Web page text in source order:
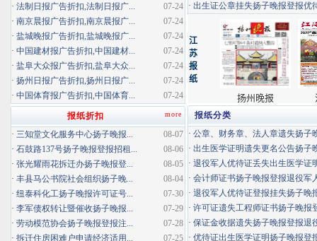
· 出生证公章挂失扬子晚报登报优
报纸分类
· 公章、财务章、法人章遗失扬子
· 出生医学证明遗失更名公告扬子
· 退役军人优待证丢失出生医学证
· 会计师证书扬子晚报登报退役军
· 退役军人优待证登报挂失扬子晚
· 许可证遗失工程师证书扬子晚报
· 保证金收据遗失扬子晚报登报退
· 优待证出生医学证明扬子晚报登
07-24
· 法制日报广告折扣,法制日报广...
07-24
· 南京晨报广告折扣,南京晨报广...
07-24
· 盐城晚报广告折扣,盐城晚报广...
07-24
· 中国建材报广告折扣,中国建材...
07-24
· 盐阜大众报广告折扣,盐阜大众...
07-24
· 扬州日报广告折扣,扬州日报广...
07-24
· 中国体育报广告折扣,中国体育...
more
报纸折扣
08-07
· 三知堂文化服务中心扬子晚报...
08-06
· 石鼓路137号扬子晚报登报招租...
08-05
· 张光耀雨花拆迁办扬子晚报登...
08-04
· 丰县马公书院社会组织扬子晚...
07-30
· 纽泰科化工扬子晚报许可证号...
07-29
· 李军债权转让暨催收扬子晚报...
07-28
· 劳动模范协会扬子晚报登报注...
07-25
· 拆迁住房困难户申请经济适用...